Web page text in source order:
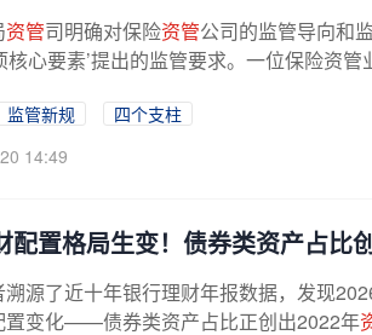
资管司明确对保险资管公司的监管导向和
核心要素’提出的监管要求。一位保险资
监管新规
四个支柱
14:49
配置格局生变！债券类资产占比
源了近十年银行理财年报数据，发现
置变化——债券类资产占比正创出2022年